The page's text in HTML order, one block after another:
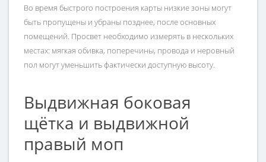
Во время быстрого построения карты низкие зоны могут
быть пропущены и убраны позднее, после основных
помещений. Просвет необходимо измерять в нескольких
местах: мягкая обивка, поперечины, провода и неровный
пол могут уменьшить фактически доступную высоту.
Выдвижная боковая
щётка и выдвижной
правый моп